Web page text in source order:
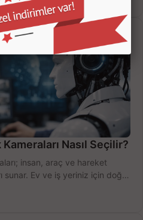
Nasıl Seçilir?
insan, araç ve hareket
sunar. Ev ve iş yeriniz için doğru